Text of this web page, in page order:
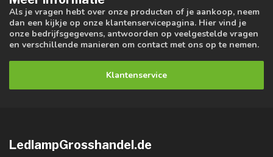
Als je vragen hebt over onze producten of je aankoop, neem
dan een kijkje op onze klantenservicepagina. Hier vind je
onze bedrijfsgegevens, antwoorden op veelgestelde vragen
en verschillende manieren om contact met ons op te nemen.
Klantenservice
LedlampGrosshandel.de